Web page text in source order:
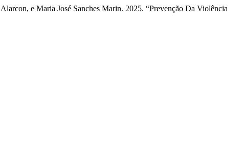
e Maria José Sanches Marin. 2025. “Prevenção Da Violência